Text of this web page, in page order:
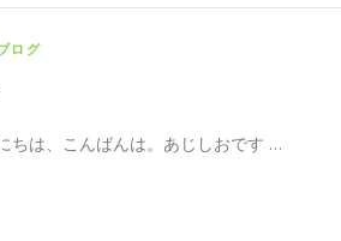
ログ
ちは、こんばんは。あじしおです …